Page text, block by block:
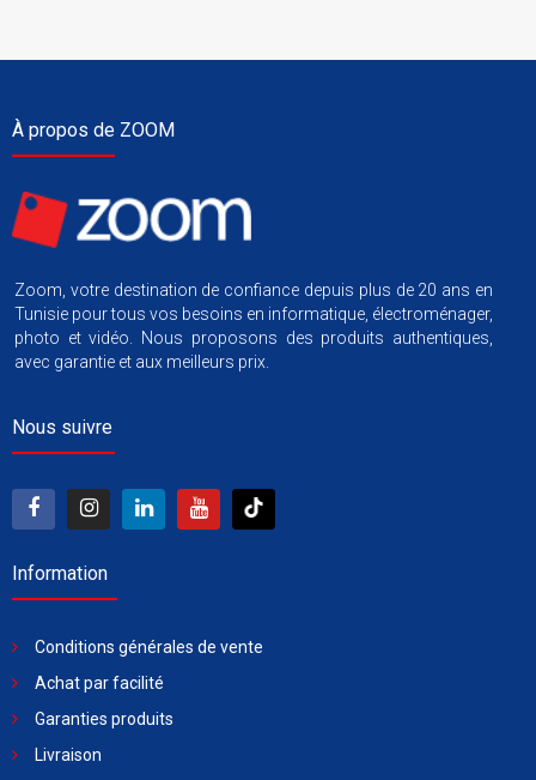
À propos de ZOOM
Zoom, votre destination de confiance depuis plus de 20 ans en
Tunisie pour tous vos besoins en informatique, électroménager,
photo et vidéo. Nous proposons des produits authentiques,
avec garantie et aux meilleurs prix.
Nous suivre
Information
Conditions générales de vente
Achat par facilité
Garanties produits
Livraison